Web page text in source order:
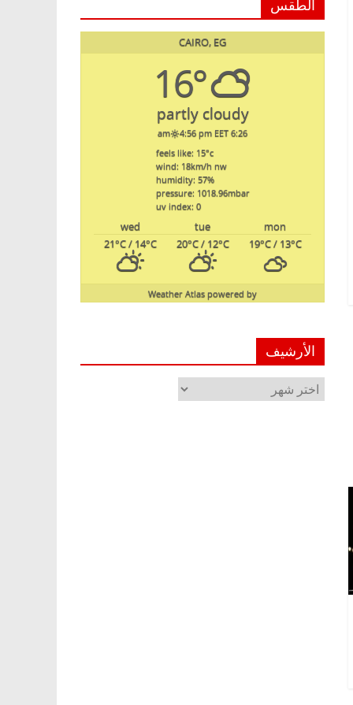
الطقس
CAIRO, EG
16°
partly cloudy
6:26 am
4:56 pm EET
feels like: 15°c
wind: 18km/h nw
humidity: 57%
pressure: 1018.96mbar
uv index: 0
mon
tue
wed
19°C/ 13°C
20°C/ 12°C
21°C/ 14°C
powered by
Weather Atlas
الأرشيف
الأرشيف